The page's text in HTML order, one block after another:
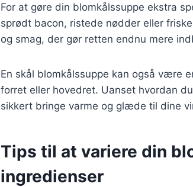
For at gøre din blomkålssuppe ekstra
sprødt bacon, ristede nødder eller
og smag, der gør retten endnu mere
En skål blomkålssuppe kan også være
forret eller hovedret. Uanset hvordan
sikkert bringe varme og glæde til dine
Tips til at variere din
ingredienser